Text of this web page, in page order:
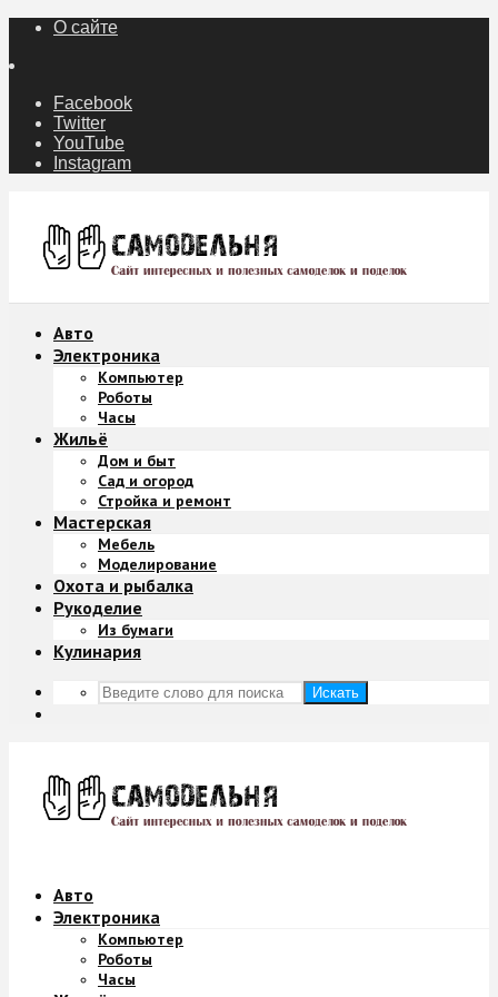
О сайте
Facebook
Twitter
YouTube
Instagram
Авто
Электроника
Компьютер
Роботы
Часы
Жильё
Дом и быт
Сад и огород
Стройка и ремонт
Мастерская
Мебель
Моделирование
Охота и рыбалка
Рукоделие
Из бумаги
Кулинария
Искать
Авто
Электроника
Компьютер
Роботы
Часы